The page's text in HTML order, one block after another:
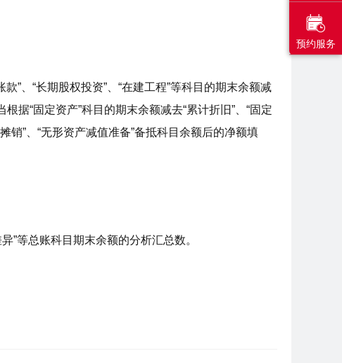
”、“长期股权投资”、“在建工程”等科目的期末余额减
据“固定资产”科目的期末余额减去“累计折旧”、“固定
销”、“无形资产减值准备”备抵科目余额后的净额填
”等总账科目期末余额的分析汇总数。

预约服务